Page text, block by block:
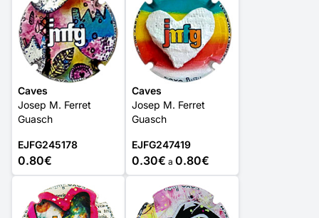
Caves
Josep M. Ferret
Guasch
EJFG245178
0.80€
Caves
Josep M. Ferret
Guasch
EJFG247419
0.30€ a 0.80€